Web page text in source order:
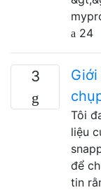
24
3
Tôi
liệu
để
tin